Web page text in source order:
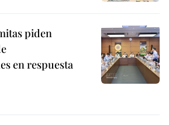
piden
en respuesta